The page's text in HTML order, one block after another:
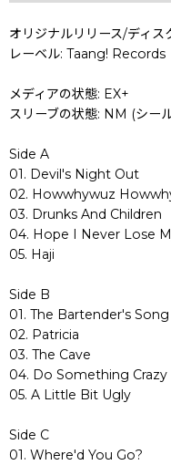
オリジナルリリース/ディ
レーベル: Taang! Records
メディアの状態: EX+
スリーブの状態: NM (シー
Side A
01. Devil's Night Out
02. Howwhywuz
03. Drunks And Children
04. Hope I Never Lose
05. Haji
Side B
01. The Bartender's Song
02. Patricia
03. The Cave
04. Do Something Crazy
05. A Little Bit Ugly
Side C
01. Where'd You Go?